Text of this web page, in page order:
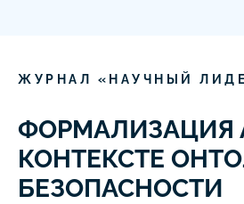
ЖУРНАЛ «НАУЧНЫЙ
ФОРМАЛИЗАЦИЯ
КОНТЕКСТЕ
БЕЗОПАСНОСТИ